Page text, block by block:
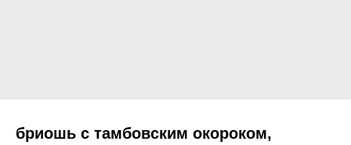
бриошь с тамбовским окороком,